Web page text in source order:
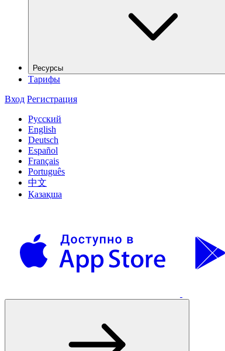
Ресурсы
Тарифы
Вход Регистрация
Русский
English
Deutsch
Español
Français
Português
中文
Қазақша